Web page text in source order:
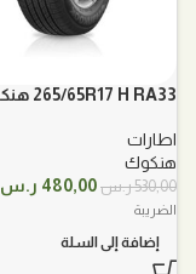
265/65R17 H RA33 هنكوك
اطارات
هنكوك
530,00ر.س السعر
530,00 ر.س.
480,00 ر.س
الضريبة
إضافة إلى السلة